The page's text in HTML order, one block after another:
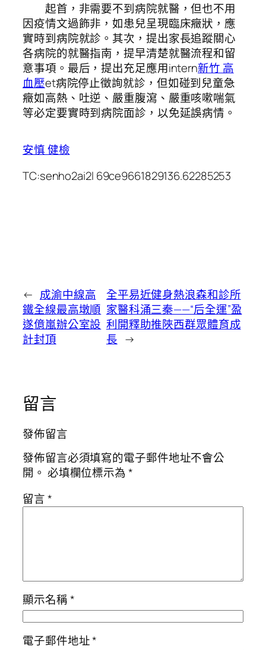
起首，非需要不到病院就醫，但也不用
因疫情文過飾非，如患兒呈現臨床癥狀，應
實時到病院就診。其次，提出家長追蹤關心
各病院的就醫指南，提早清楚就醫流程和留
意事項。最后，提出充足應用intern新竹 高
血壓et病院停止徵詢就診，但如碰到兒童急
癥如高熱、吐逆、嚴重腹瀉、嚴重咳嗽喘氣
等必定要實時到病院面診，以免延誤病情。
安慎 健檢
TC:senho2ai2l 69ce9661829136.62285253
← 成渝中線高
鐵全線最高墩順
遂億嵐辦公室設
計封頂
全平易近健身熱浪森和診所
家醫科涌三秦——“后全運”盈
利開釋助推陜西群眾體育成
長 →
留言
發佈留言
發佈留言必須填寫的電子郵件地址不會公
開。 必填欄位標示為*
留言*
顯示名稱*
電子郵件地址*